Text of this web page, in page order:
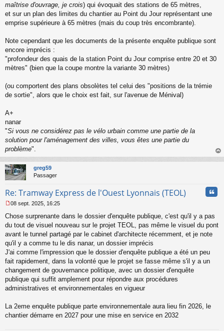
g
e
n
u
maîtrise d'ouvrage, je crois) qui évoquait des stations de 65 mètres,
et sur un plan des limites du chantier au Point du Jour représentant une
emprise supérieure à 65 mètres (mais du coup très encombrante).
Note cependant que les documents de la présente enquête publique sont
encore imprécis :
"profondeur des quais de la station Point du Jour comprise entre 20 et 30
mètres" (bien que la coupe montre la variante 30 mètres)
(ou comportent des plans obsolètes tel celui des "positions de la trémie
de sortie", alors que le choix est fait, sur l'avenue de Ménival)
A+
nanar
"Si vous ne considérez pas le vélo urbain comme une partie de la
solution pour l'aménagement des villes, vous êtes une partie du
problème".
au
greg59
Passager
Re: Tramway Express de l'Ouest Lyonnais (TEOL)
e
s
g
e
n
o
n
u
08 sept. 2025, 16:25
Chose surprenante dans le dossier d'enquête publique, c'est qu'il y a pas
du tout de visuel nouveau sur le projet TEOL, pas même le visuel du pont
avant le tunnel partagé par le cabinet d'architecte récemment, et je note
qu'il y a comme tu le dis nanar, un dossier imprécis
J'ai comme l'impression que le dossier d'enquête publique a été un peu
fait rapidement, dans la volonté que le projet se fasse même s'il y a un
changement de gouvernance politique, avec un dossier d'enquête
publique qui suffit amplement pour répondre aux procédures
administratives et environnementales en vigueur
La 2eme enquête publique parte environnementale aura lieu fin 2026, le
chantier démarre en 2027 pour une mise en service en 2032